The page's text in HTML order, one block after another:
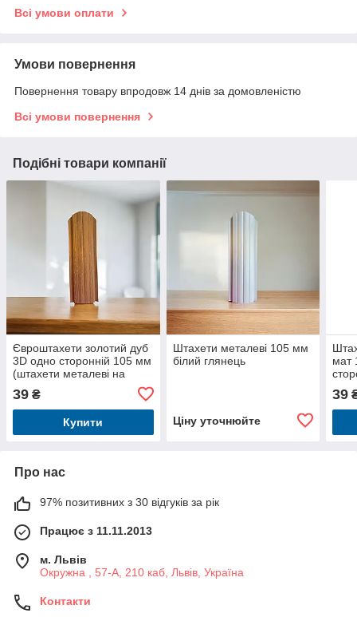
Всі умови оплати
Умови повернення
Повернення товару впродовж 14 днів за домовленістю
Всі умови повернення
Подібні товари компанії
Євроштахети золотий дуб
3D одно сторонній 105 мм
(штахети металеві на
39 ₴
Купити
Штахети металеві 105 мм
білий глянець
Ціну уточнюйте
мат
39
Про нас
97% позитивних з 30 відгуків за рік
Працює з 11.11.2013
м. Львів
Окружна , 57-А, 210 каб, Львів, Україна
Контакти